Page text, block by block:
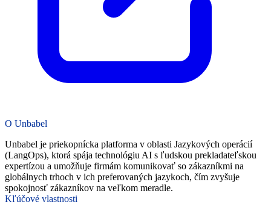
O Unbabel
Unbabel je priekopnícka platforma v oblasti Jazykových operácií
(LangOps), ktorá spája technológiu AI s ľudskou prekladateľskou
expertízou a umožňuje firmám komunikovať so zákazníkmi na
globálnych trhoch v ich preferovaných jazykoch, čím zvyšuje
spokojnosť zákazníkov na veľkom meradle.
Kľúčové vlastnosti